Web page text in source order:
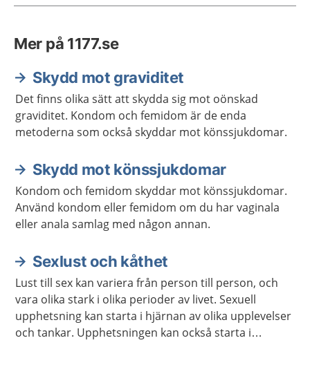
Mer på 1177.se
Skydd mot graviditet
Det finns olika sätt att skydda sig mot oönskad
graviditet. Kondom och femidom är de enda
metoderna som också skyddar mot könssjukdomar.
Skydd mot könssjukdomar
Kondom och femidom skyddar mot könssjukdomar.
Använd kondom eller femidom om du har vaginala
eller anala samlag med någon annan.
Sexlust och kåthet
Lust till sex kan variera från person till person, och
vara olika stark i olika perioder av livet. Sexuell
upphetsning kan starta i hjärnan av olika upplevelser
och tankar. Upphetsningen kan också starta i